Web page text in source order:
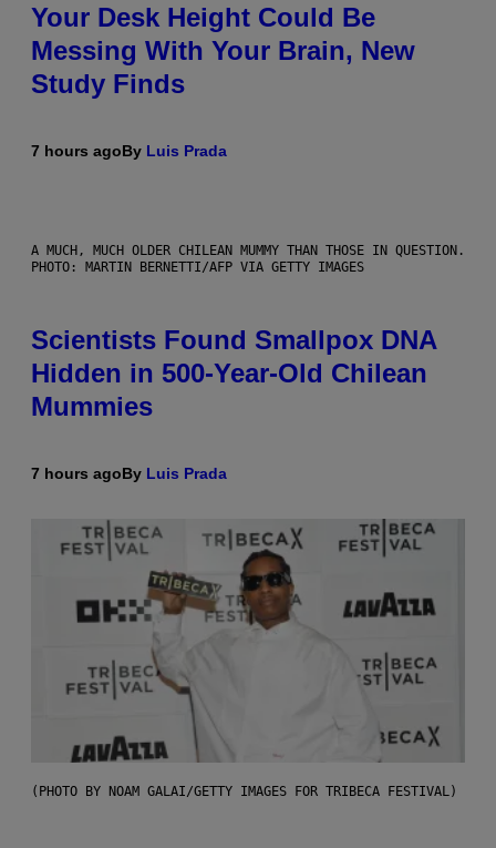
Your Desk Height Could Be
Messing With Your Brain, New
Study Finds
7 hours agoBy Luis Prada
A MUCH, MUCH OLDER CHILEAN MUMMY THAN THOSE IN QUESTION.
PHOTO: MARTIN BERNETTI/AFP VIA GETTY IMAGES
Scientists Found Smallpox DNA
Hidden in 500-Year-Old Chilean
Mummies
7 hours agoBy Luis Prada
(PHOTO BY NOAM GALAI/GETTY IMAGES FOR TRIBECA FESTIVAL)